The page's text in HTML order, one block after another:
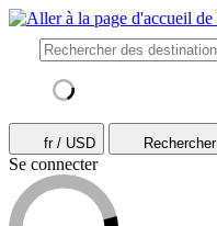
fr / USD Rechercher
Se connecter